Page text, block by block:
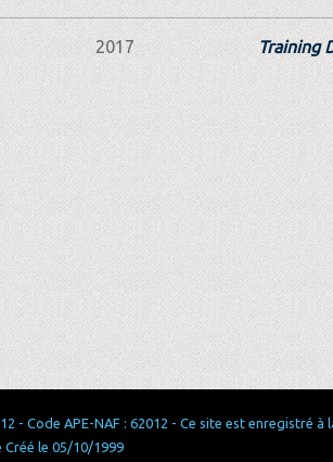
2017 Training
- Code APE-NAF : 62012 - Ce site est enregistré à
le 05/10/1999